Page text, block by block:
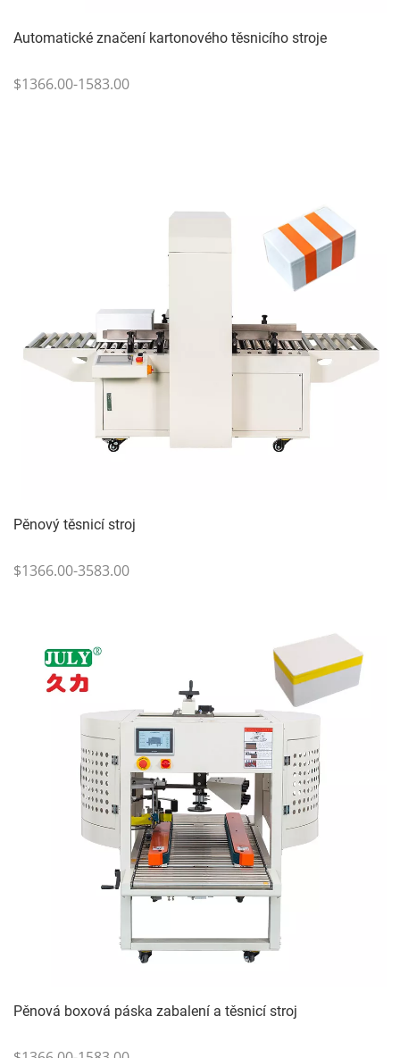
Automatické značení kartonového těsnicího stroje
$1366.00-1583.00
Pěnový těsnicí stroj
$1366.00-3583.00
Pěnová boxová páska zabalení a těsnicí stroj